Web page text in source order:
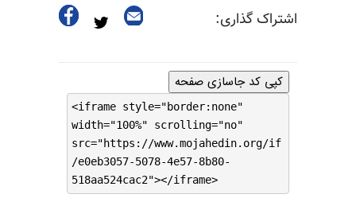
اشتراک گذاری:
کپی کد جاسازی صفحه
<iframe style="border:none"
width="100%" scrolling="no"
src="https://www.mojahedin.org/if
/e0eb3057-5078-4e57-8b80-
518aa524cac2"></iframe>